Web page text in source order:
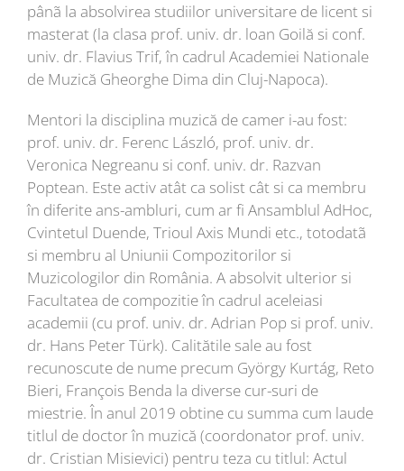
pânã la absolvirea studiilor universitare de licent si
masterat (la clasa prof. univ. dr. loan Goilă si conf.
univ. dr. Flavius Trif, în cadrul Academiei Nationale
de Muzică Gheorghe Dima din Cluj-Napoca).
Mentori la disciplina muzică de camer i-au fost:
prof. univ. dr. Ferenc László, prof. univ. dr.
Veronica Negreanu si conf. univ. dr. Razvan
Poptean. Este activ atât ca solist cât si ca membru
în diferite ans-ambluri, cum ar fi Ansamblul AdHoc,
Cvintetul Duende, Trioul Axis Mundi etc., totodatã
si membru al Uniunii Compozitorilor si
Muzicologilor din România. A absolvit ulterior si
Facultatea de compozitie în cadrul aceleiasi
academii (cu prof. univ. dr. Adrian Pop si prof. univ.
dr. Hans Peter Türk). Calitătile sale au fost
recunoscute de nume precum György Kurtág, Reto
Bieri, François Benda la diverse cur-suri de
miestrie. În anul 2019 obtine cu summa cum laude
titlul de doctor în muzică (coordonator prof. univ.
dr. Cristian Misievici) pentru teza cu titlul: Actul